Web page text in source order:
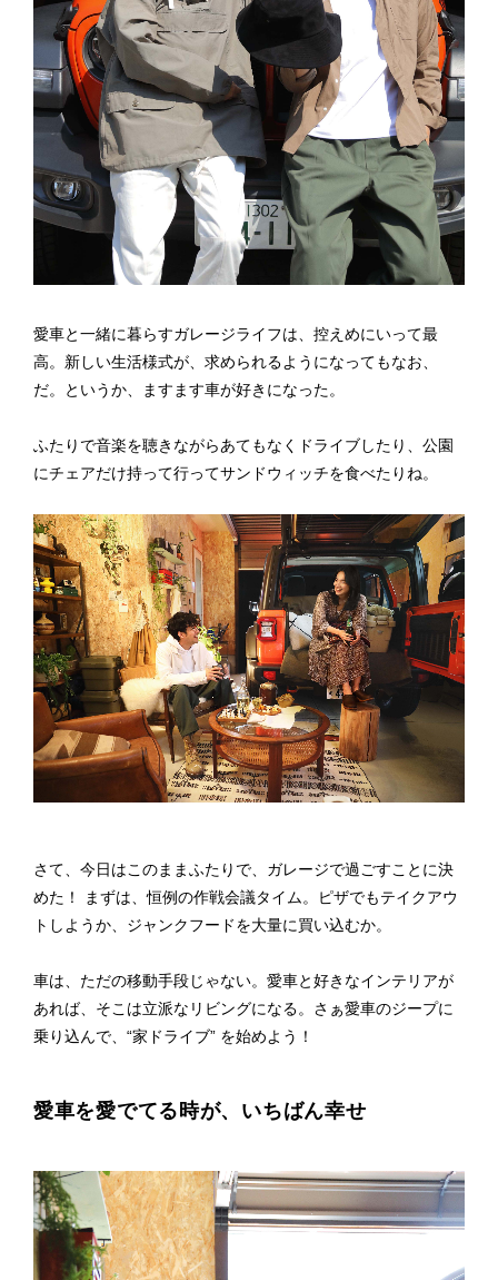
愛車と一緒に暮らすガレージライフは、控えめにいって最
高。新しい生活様式が、求められるようになってもなお、
だ。というか、ますます車が好きになった。
ふたりで音楽を聴きながらあてもなくドライブしたり、公園
にチェアだけ持って行ってサンドウィッチを食べたりね。
さて、今日はこのままふたりで、ガレージで過ごすことに決
めた！ まずは、恒例の作戦会議タイム。ピザでもテイクアウ
トしようか、ジャンクフードを大量に買い込むか。
車は、ただの移動手段じゃない。愛車と好きなインテリアが
あれば、そこは立派なリビングになる。さぁ愛車のジープに
乗り込んで、“家ドライブ” を始めよう！
愛車を愛でてる時が、いちばん幸せ